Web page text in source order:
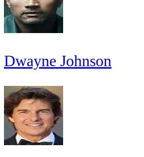
Dwayne Johnson